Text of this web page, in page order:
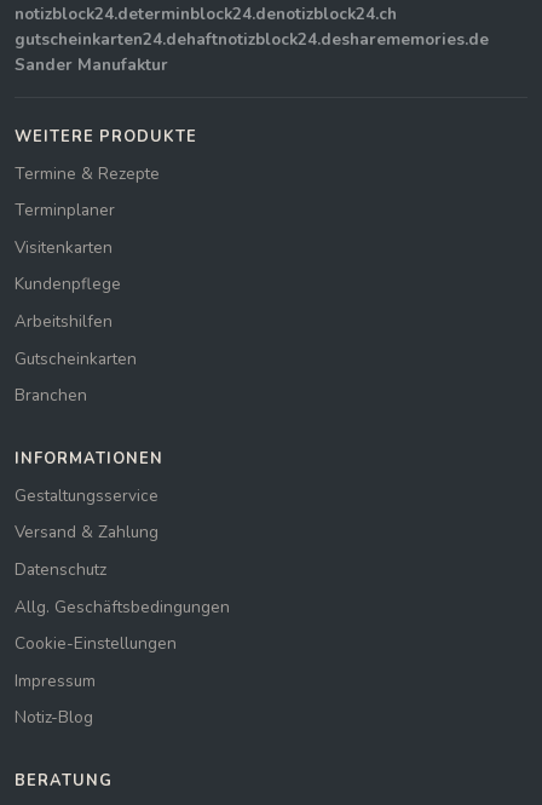
notizblock24.determinblock24.denotizblock24.ch
gutscheinkarten24.dehaftnotizblock24.desharememories.de
Sander Manufaktur
WEITERE PRODUKTE
Termine & Rezepte
Terminplaner
Visitenkarten
Kundenpflege
Arbeitshilfen
Gutscheinkarten
Branchen
INFORMATIONEN
Gestaltungsservice
Versand & Zahlung
Datenschutz
Allg. Geschäftsbedingungen
Cookie-Einstellungen
Impressum
Notiz-Blog
BERATUNG